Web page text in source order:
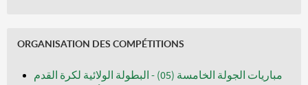
ORGANISATION DES COMPÉTITIONS
مباريات الجولة الخامسة (05) - البطولة الولائية لكرة القدم